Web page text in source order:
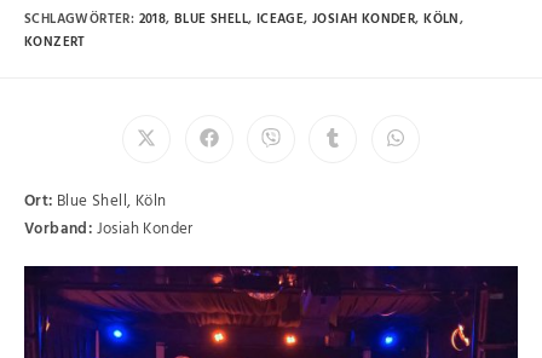
SCHLAGWÖRTER: 2018, BLUE SHELL, ICEAGE, JOSIAH KONDER, KÖLN,
KONZERT
Ort: Blue Shell, Köln
Vorband:Josiah Konder